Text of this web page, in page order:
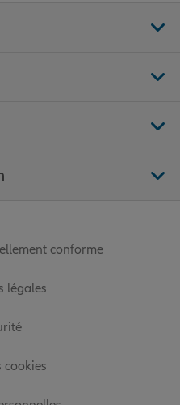
conforme
légales
cookies